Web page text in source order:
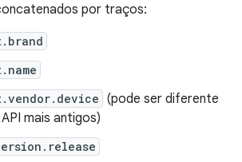
por traços:
(pode ser diferente
mais antigos)